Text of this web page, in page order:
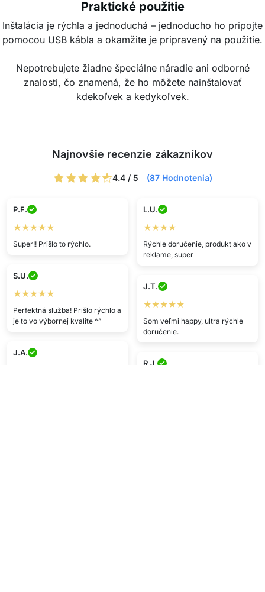
Praktické použitie
Inštalácia je rýchla a jednoduchá – jednoducho ho pripojte
pomocou USB kábla a okamžite je pripravený na použitie.
Nepotrebujete žiadne špeciálne náradie ani odborné
znalosti, čo znamená, že ho môžete nainštalovať
kdekoľvek a kedykoľvek.
Najnovšie recenzie zákazníkov
4.4 / 5 (87 Hodnotenia)
P.F.
★★★★★
Super!! Prišlo to rýchlo.
L.U.
★★★★
Rýchle doručenie, produkt ako v
reklame, super
S.U.
★★★★★
Perfektná služba! Prišlo rýchlo a
je to vo výbornej kvalite ^^
J.T.
★★★★★
Som veľmi happy, ultra rýchle
doručenie.
J.A.
R.J.